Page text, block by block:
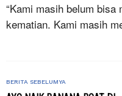
“Kami masih belum bisa
kematian. Kami masih
BERITA SEBELUMYA